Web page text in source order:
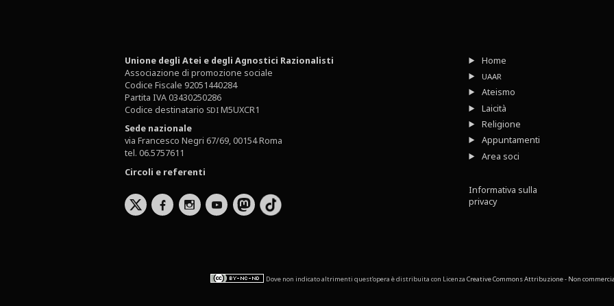
Unione degli Atei e degli Agnostici Razionalisti
Associazione di promozione sociale
Codice Fiscale 92051440284
Partita IVA 03430250286
Codice destinatario SDI M5UXCR1
Sede nazionale
via Francesco Negri 67/69, 00154 Roma
tel. 06.5757611
Circoli e referenti
b x r
Home
UAAR
Ateismo
Laicità
Religione
Appuntamenti
Area soci
Informativa sulla
privacy
Dove non indicato altrimenti quest’opera è distribuita con Licenza Creative Commons Attribuzione - Non